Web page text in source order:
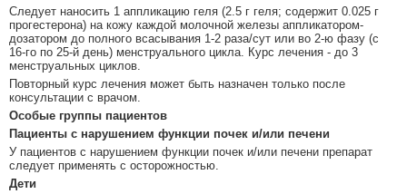
Следует наносить 1 аппликацию геля (2.5 г геля; содержит 0.025 г
прогестерона) на кожу каждой молочной железы аппликатором-
дозатором до полного всасывания 1-2 раза/сут или во 2-ю фазу (с
16-го по 25-й день) менструального цикла. Курс лечения - до 3
менструальных циклов.
Повторный курс лечения может быть назначен только после
консультации с врачом.
Особые группы пациентов
Пациенты с нарушением функции почек и/или печени
У пациентов с нарушением функции почек и/или печени препарат
следует применять с осторожностью.
Дети